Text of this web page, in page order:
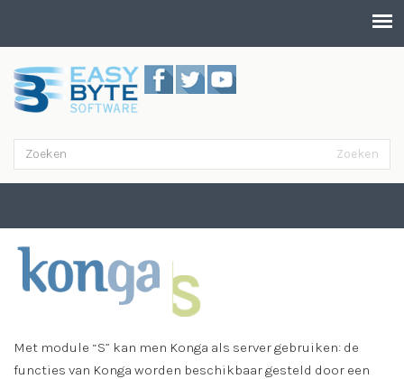
Zoekveld
Zoeken
Zoeken
Server
Met module “S” kan men Konga als server gebruiken: de
functies van Konga worden beschikbaar gesteld door een